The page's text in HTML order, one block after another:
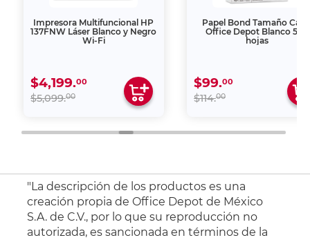
Impresora Multifuncional HP
137FNW Láser Blanco y Negro
Wi-Fi
$4,199.00
$5,099.00
Papel Bond Tamaño
Office Depot Blanco 500
hojas
$99.00
$114.00
"La descripción de los productos es una
creación propia de Office Depot de México
S.A. de C.V., por lo que su reproducción no
autorizada, es sancionada en términos de la